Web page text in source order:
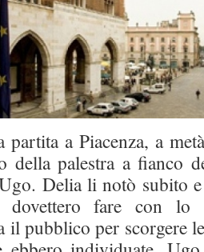
partita a Piacenza, a
della palestra a fianco
Delia li notò subito
dovettero fare con lo
il pubblico per scorgere